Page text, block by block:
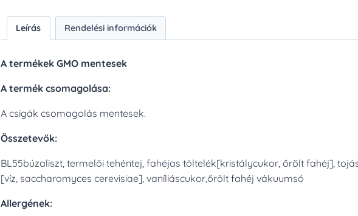
Leírás Rendelési információk
A termékek GMO mentesek
A termék csomagolása:
A csigák csomagolás mentesek.
Összetevők:
BL55búzaliszt, termelői tehéntej, fahéjas töltelék[kristálycukor, őrölt fahéj],
[víz, saccharomyces cerevisiae], vaníliáscukor,őrölt fahéj vákuumsó
Allergének: